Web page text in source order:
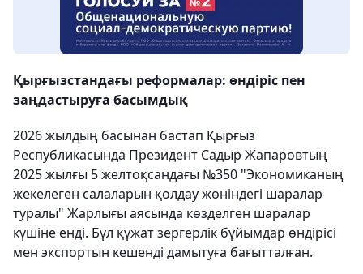
Қырғызстандағы реформалар: өндіріс пен
заңдастыруға басымдық
2026 жылдың басынан бастап Қырғыз
Республикасында Президент Садыр Жапаровтың
2025 жылғы 5 желтоқсандағы №350 "Экономиканың
жекелеген салаларын қолдау жөніндегі шаралар
туралы" Жарлығы аясында көзделген шаралар
күшіне енді. Бұл құжат зергерлік бұйымдар өндірісі
мен экспортын кешенді дамытуға бағытталған.